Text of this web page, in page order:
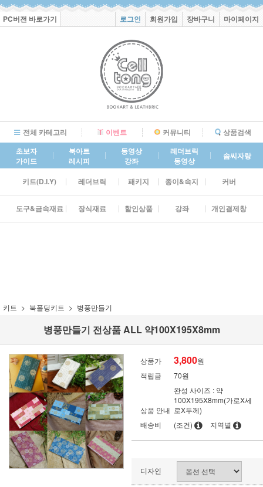
PC버전 바로가기 로그인 회원가입 장바구니 마이페이지
전체 카테고리 이벤트 커뮤니티
상품검색
초보자
가이드
북아트
레시피
동영상
강좌
레더브릭
동영상
솜씨자랑
키트(D.I.Y) 레더브릭 패키지 종이&속지 커버
도구&금속재료 장식재료 할인상품 강좌 개인결제창
키트 북폴딩키트 병풍만들기
병풍만들기 전상품 ALL 약100X195X8mm
상품가 3,800원
적립금
70원
상품 안내
완성 사이즈 : 약
100X195X8mm(가로X세
로X두께)
배송비
(조건) 지역별
디자인